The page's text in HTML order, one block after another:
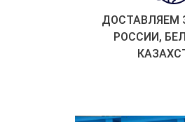
ДОСТАВЛЯЕМ
РОССИИ,